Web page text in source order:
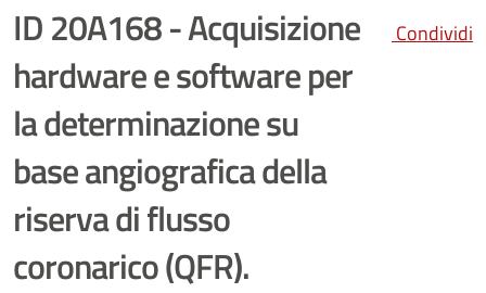
ID 20A168 - Acquisizione
hardware e software per
la determinazione su
base angiografica della
riserva di flusso
coronarico (QFR).
Condividi